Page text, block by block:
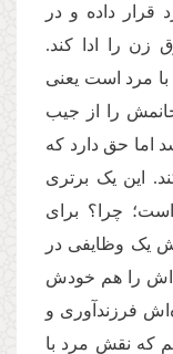
قرار داده و در
زن را ادا کند.
با مرد است یعنی
را از جیب
اما حق دارد که
این یک برتری
چرا؟ برای
یک وظایفی در
را هم خودش
فرزندآوری و
که نقش مرد با